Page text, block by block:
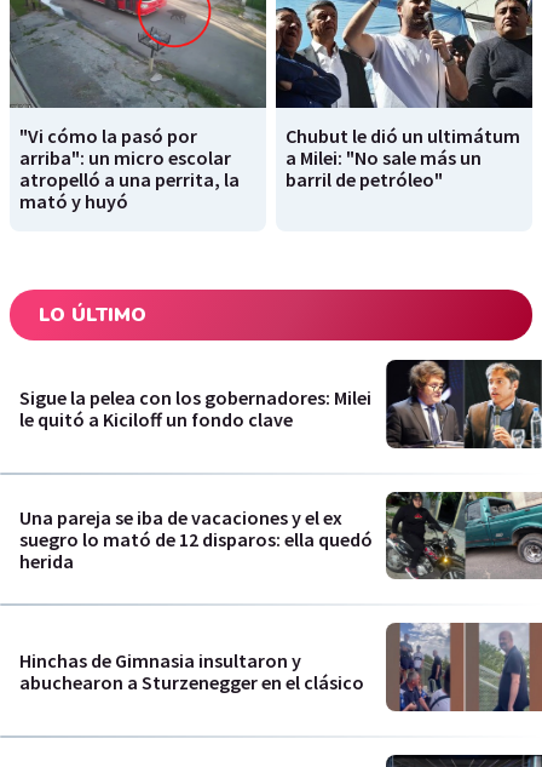
"Vi cómo la pasó por
arriba": un micro escolar
atropelló a una perrita, la
mató y huyó
Chubut le dió un ultimátum
a Milei: "No sale más un
barril de petróleo"
LO ÚLTIMO
Sigue la pelea con los gobernadores: Milei
le quitó a Kiciloff un fondo clave
Una pareja se iba de vacaciones y el ex
suegro lo mató de 12 disparos: ella quedó
herida
Hinchas de Gimnasia insultaron y
abuchearon a Sturzenegger en el clásico